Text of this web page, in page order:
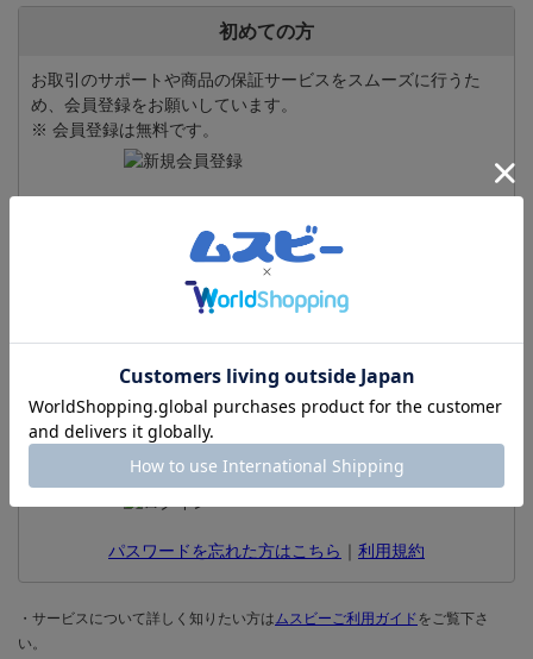
初めての方
お取引のサポートや商品の保証サービスをスムーズに行うた
め、会員登録をお願いしています。
※ 会員登録は無料です。
ムスビー会員の方
ムスビーをご利用いただくには「ログイン」が必要です。
パスワードを忘れた方はこちら 利用規約
・サービスについて詳しく知りたい方はムスビーご利用ガイドをご覧下さ
い。